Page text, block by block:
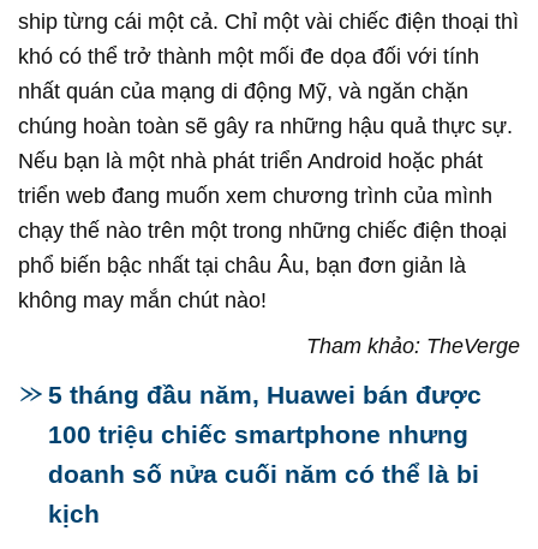
ship từng cái một cả. Chỉ một vài chiếc điện thoại thì
khó có thể trở thành một mối đe dọa đối với tính
nhất quán của mạng di động Mỹ, và ngăn chặn
chúng hoàn toàn sẽ gây ra những hậu quả thực sự.
Nếu bạn là một nhà phát triển Android hoặc phát
triển web đang muốn xem chương trình của mình
chạy thế nào trên một trong những chiếc điện thoại
phổ biến bậc nhất tại châu Âu, bạn đơn giản là
không may mắn chút nào!
Tham khảo: TheVerge
5 tháng đầu năm, Huawei bán được
100 triệu chiếc smartphone nhưng
doanh số nửa cuối năm có thể là bi
kịch